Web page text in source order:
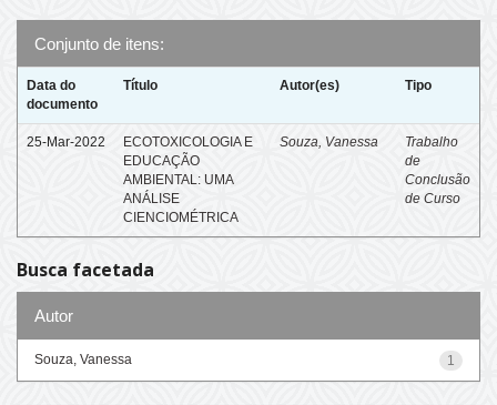
Conjunto de itens:
Data do
documento
Título Autor(es) Tipo
25-Mar-2022
ECOTOXICOLOGIA E
EDUCAÇÃO
AMBIENTAL: UMA
ANÁLISE
CIENCIOMÉTRICA
Souza, Vanessa
Trabalho
de
Conclusão
de Curso
Busca facetada
Autor
1
Souza, Vanessa